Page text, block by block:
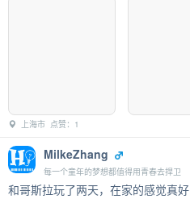
上海市 点赞：1
MilkeZhang
每一个童年的梦想都值得用青春去捍卫
和哥斯拉玩了两天，在家的感觉真好